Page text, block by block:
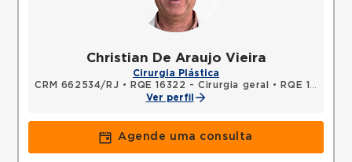
Christian De Araujo Vieira
Cirurgia Plástica
CRM 662534/RJ • RQE 16322 - Cirurgia geral •
RQE 16343 - Cirurgia plástica
Ver perfil
Agende uma consulta